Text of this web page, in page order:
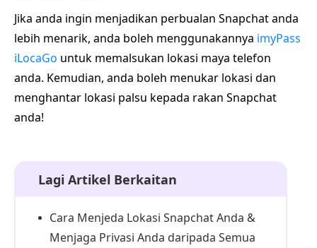
Jika anda ingin menjadikan perbualan Snapchat anda
lebih menarik, anda boleh menggunakannya imyPass
iLocaGo untuk memalsukan lokasi maya telefon
anda. Kemudian, anda boleh menukar lokasi dan
menghantar lokasi palsu kepada rakan Snapchat
anda!
Lagi Artikel Berkaitan
Cara Menjeda Lokasi Snapchat Anda &
Menjaga Privasi Anda daripada Semua